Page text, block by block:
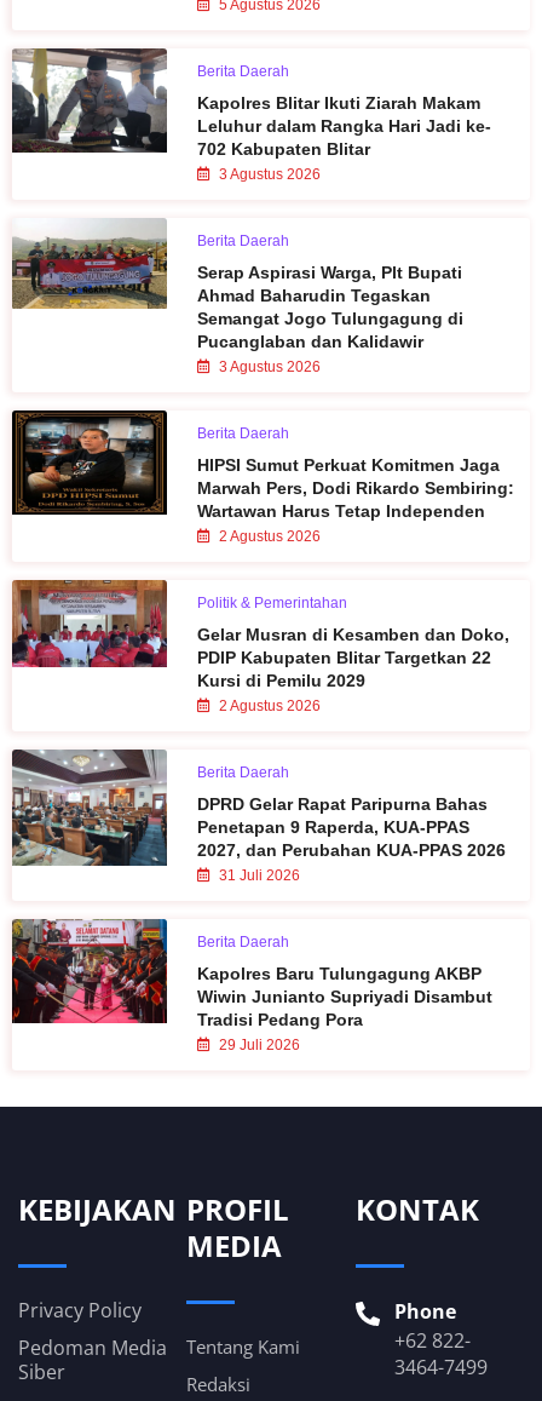
5 Agustus 2026
Berita Daerah
Kapolres Blitar Ikuti Ziarah Makam
Leluhur dalam Rangka Hari Jadi ke-
702 Kabupaten Blitar
3 Agustus 2026
Berita Daerah
Serap Aspirasi Warga, Plt Bupati
Ahmad Baharudin Tegaskan
Semangat Jogo Tulungagung di
Pucanglaban dan Kalidawir
3 Agustus 2026
Berita Daerah
HIPSI Sumut Perkuat Komitmen Jaga
Marwah Pers, Dodi Rikardo Sembiring:
Wartawan Harus Tetap Independen
2 Agustus 2026
Politik & Pemerintahan
Gelar Musran di Kesamben dan Doko,
PDIP Kabupaten Blitar Targetkan 22
Kursi di Pemilu 2029
2 Agustus 2026
Berita Daerah
DPRD Gelar Rapat Paripurna Bahas
Penetapan 9 Raperda, KUA-PPAS
2027, dan Perubahan KUA-PPAS 2026
31 Juli 2026
Berita Daerah
Kapolres Baru Tulungagung AKBP
Wiwin Junianto Supriyadi Disambut
Tradisi Pedang Pora
29 Juli 2026
KEBIJAKAN
Privacy Policy
Pedoman Media
Siber
PROFIL
MEDIA
Tentang Kami
Redaksi
KONTAK
Phone
+62 822-
3464-7499